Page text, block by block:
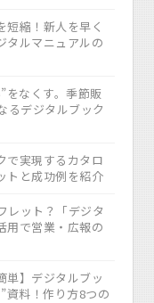
短縮！新人を早く
タルマニュアルの
をなくす。季節販
るデジタルブック
で実現するカタロ
トと成功例を紹介
レット？「デジタ
用で営業・広報の
単】デジタルブッ
資料！作り方8つの